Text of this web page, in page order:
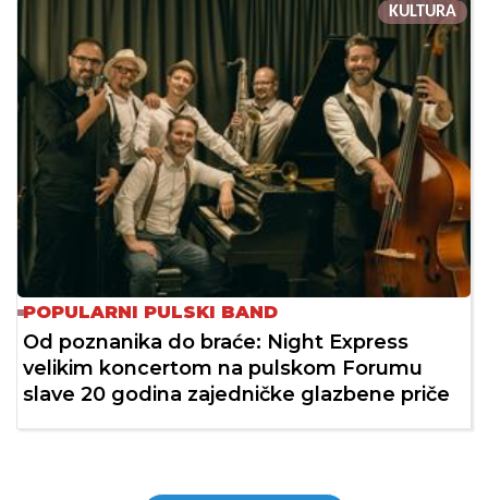
KULTURA
POPULARNI PULSKI BAND
Od poznanika do braće: Night Express
velikim koncertom na pulskom Forumu
slave 20 godina zajedničke glazbene priče